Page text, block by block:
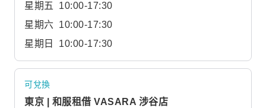
星期五
10:00-17:30
星期六 10:00-17:30
星期日
10:00-17:30
可兌換
東京 | 和服租借 VASARA 涉谷店